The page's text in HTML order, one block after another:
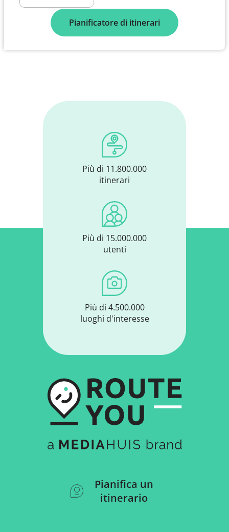
Pianificatore di itinerari
Più di 11.800.000
itinerari
Più di 15.000.000
utenti
Più di 4.500.000
luoghi d'interesse
Pianifica un
itinerario